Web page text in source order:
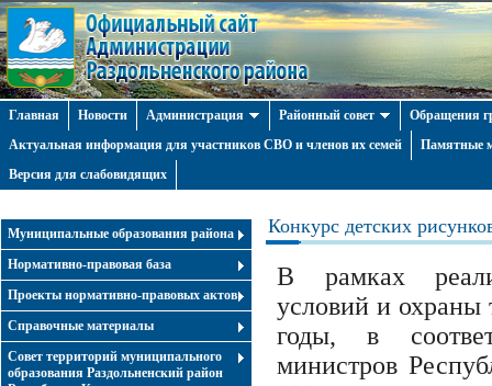
Главная Новости Администрация Районный совет
Обращения
Актуальная информация для участников СВО и членов их семей
Памятные
Версия для слабовидящих
Муниципальные образования района
Нормативно-правовая база
Проекты нормативно-правовых актов
Справочные материалы
Совет территорий муниципального
образования Раздольненский район
Конкурс детских
В рамках
условий и охраны
годы, в
министров